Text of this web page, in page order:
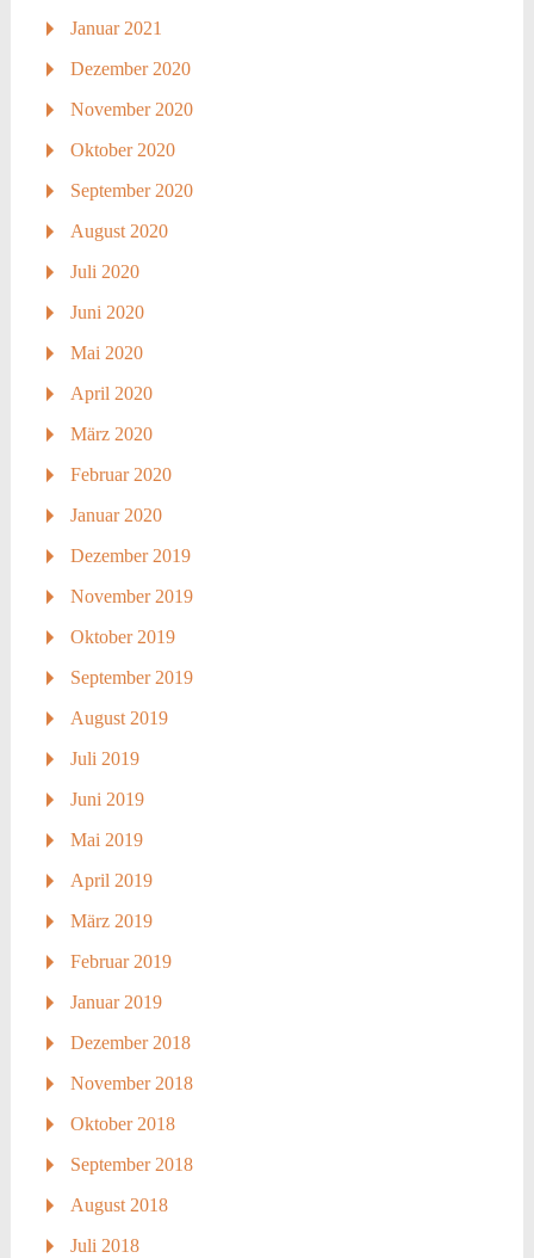
Januar 2021
Dezember 2020
November 2020
Oktober 2020
September 2020
August 2020
Juli 2020
Juni 2020
Mai 2020
April 2020
März 2020
Februar 2020
Januar 2020
Dezember 2019
November 2019
Oktober 2019
September 2019
August 2019
Juli 2019
Juni 2019
Mai 2019
April 2019
März 2019
Februar 2019
Januar 2019
Dezember 2018
November 2018
Oktober 2018
September 2018
August 2018
Juli 2018